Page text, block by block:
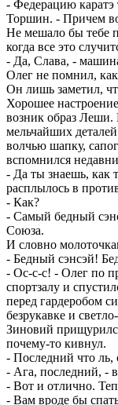
- Федерацию каратэ
Торшин. - Причем
Не мешало бы тебе
когда все это
- Да, Слава, -
Олег не помнил,
Он лишь заметил,
Хорошее
возник образ Леши.
мельчайших
волчью шапку,
вспомнился
- Да ты знаешь, как
расплылось в
- Как?
- Самый бедный
Союза.
И словно
- Бедный сэнсэй!
- Ос-с-с! - Олег по
спортзалу и
перед гардеробом
безрукавке и
Зиновий
почему-то кивнул.
- Последний что ль,
- Ага, последний, -
- Вот и отлично.
- Вам вроде бы